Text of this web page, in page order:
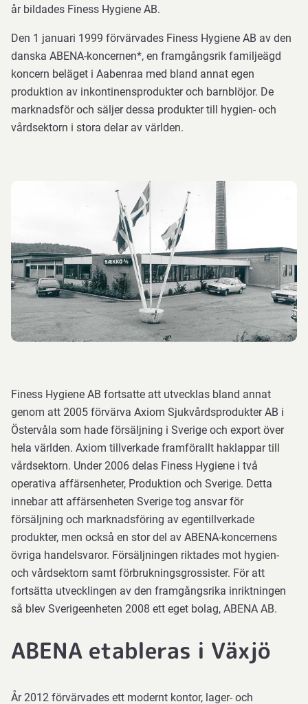
år bildades Finess Hygiene AB.
Den 1 januari 1999 förvärvades Finess Hygiene AB av den
danska ABENA-koncernen*, en framgångsrik familjeägd
koncern beläget i Aabenraa med bland annat egen
produktion av inkontinensprodukter och barnblöjor. De
marknadsför och säljer dessa produkter till hygien- och
vårdsektorn i stora delar av världen.
Finess Hygiene AB fortsatte att utvecklas bland annat
genom att 2005 förvärva Axiom Sjukvårdsprodukter AB i
Östervåla som hade försäljning i Sverige och export över
hela världen. Axiom tillverkade framförallt haklappar till
vårdsektorn. Under 2006 delas Finess Hygiene i två
operativa affärsenheter, Produktion och Sverige. Detta
innebar att affärsenheten Sverige tog ansvar för
försäljning och marknadsföring av egentillverkade
produkter, men också en stor del av ABENA-koncernens
övriga handelsvaror. Försäljningen riktades mot hygien-
och vårdsektorn samt förbrukningsgrossister. För att
fortsätta utvecklingen av den framgångsrika inriktningen
så blev Sverigeenheten 2008 ett eget bolag, ABENA AB.
ABENA etableras i Växjö
År 2012 förvärvades ett modernt kontor, lager- och